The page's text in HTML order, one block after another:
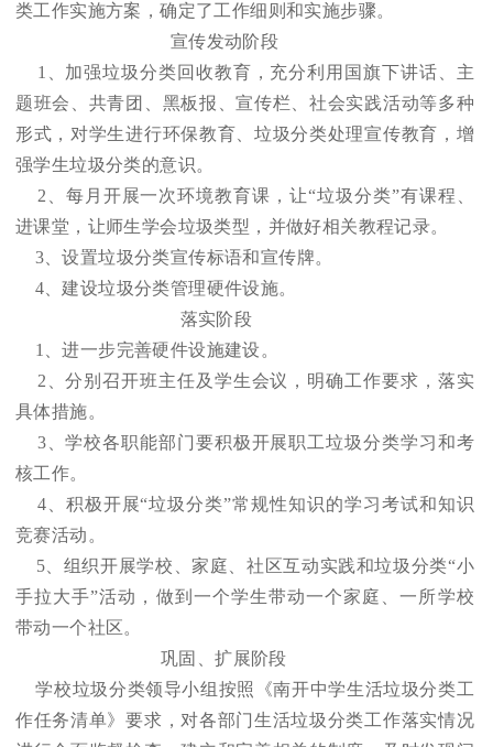
类工作实施方案，确定了工作细则和实施步骤。
宣传发动阶段
1、加强垃圾分类回收教育，充分利用国旗下讲话、主
题班会、共青团、黑板报、宣传栏、社会实践活动等多种
形式，对学生进行环保教育、垃圾分类处理宣传教育，增
强学生垃圾分类的意识。
2、每月开展一次环境教育课，让“垃圾分类”有课程、
进课堂，让师生学会垃圾类型，并做好相关教程记录。
3、设置垃圾分类宣传标语和宣传牌。
4、建设垃圾分类管理硬件设施。
落实阶段
1、进一步完善硬件设施建设。
2、分别召开班主任及学生会议，明确工作要求，落实
具体措施。
3、学校各职能部门要积极开展职工垃圾分类学习和考
核工作。
4、积极开展“垃圾分类”常规性知识的学习考试和知识
竞赛活动。
5、组织开展学校、家庭、社区互动实践和垃圾分类“小
手拉大手”活动，做到一个学生带动一个家庭、一所学校
带动一个社区。
巩固、扩展阶段
学校垃圾分类领导小组按照《南开中学生活垃圾分类工
作任务清单》要求，对各部门生活垃圾分类工作落实情况